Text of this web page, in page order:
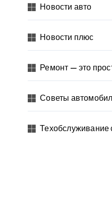
Новости авто
Новости плюс
Ремонт — это
Советы
Техобслуживание